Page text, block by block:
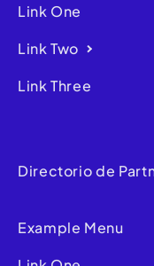
Link One
Link Two
Link Three
Directorio de
Example Menu